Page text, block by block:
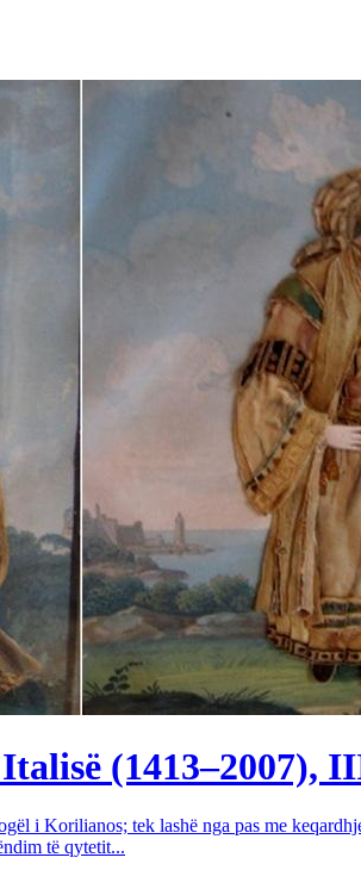
(1413–2007),
i Korilianos; tek lashë nga pas me
të qytetit...